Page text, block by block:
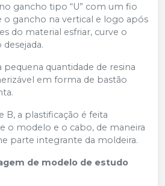
gancho tipo “U” com um fio
o gancho na vertical e logo após
do material esfriar, curve o
pequena quantidade de resina
em forma de bastão
B, a plastificação é feita
o modelo e o cabo, de maneira
parte integrante da moldeira.
de modelo de estudo